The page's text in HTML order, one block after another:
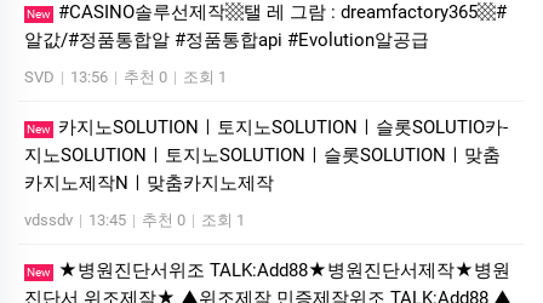
New #CASINO솔루선제작▩탤 레 그람 : dreamfactory365▩#
알값/#정품통합알 #정품통합api #Evolution알공급
SVD | 13:56 | 추천 0 | 조회 1
New
카­지노SOLUTIONㅣ토지노SOLUTIONㅣ슬롯SOLUTIO카­
지노SOLUTIONㅣ토지노SOLUTIONㅣ슬롯SOLUTIONㅣ맞춤
카­지노제작Nㅣ맞춤카­지노제작
vdssdv | 13:45 | 추천 0 | 조회 1
New
★병원진단서위조 TALK:Add88★병원진단서제작★병원
진단서 위조제작★ ▲위조제작 민증제작위조 TALK:Add88 ▲